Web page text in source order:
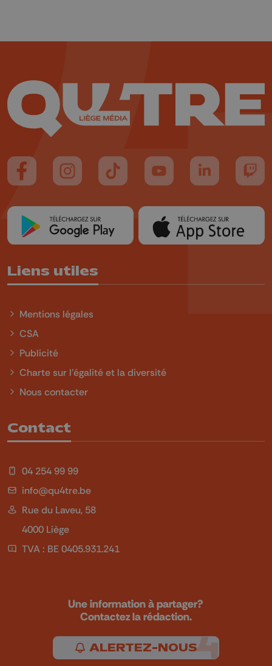
Suivez-nous sur FaceBook
Suivez-nous sur Instagram
Suivez-nous sur TikTok
Suivez-nous sur YouTube
Suivez-nous
Liens utiles
Mentions légales
CSA
Publicité
Charte sur l'égalité et la diversité
Nous contacter
Contact
04 254 99 99
info@qu4tre.be
Rue du Laveu, 58
4000 Liège
TVA : BE 0405.931.241
Une information à partager?
Contactez la rédaction.
ALERTEZ-NOUS